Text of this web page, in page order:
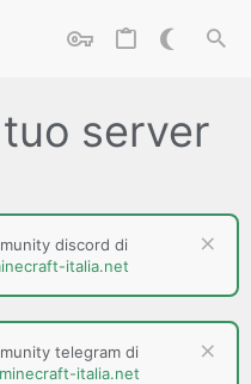
server
discord di
italia.net
telegram di
italia.net